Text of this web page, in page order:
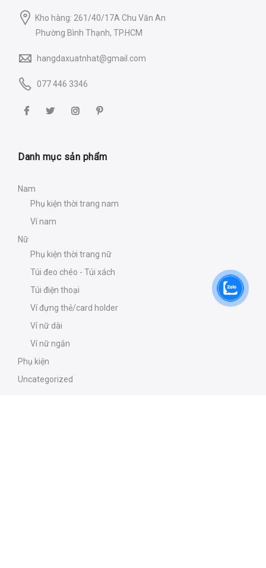
Kho hàng: 261/40/17A Chu Văn An
Phường Bình Thạnh, TP.HCM
hangdaxuatnhat@gmail.com
077 446 3346
Danh mục sản phẩm
Nam
Phụ kiện thời trang nam
Ví nam
Nữ
Phụ kiện thời trang nữ
Túi đeo chéo - Túi xách
Túi điện thoại
Ví đựng thẻ/card holder
Ví nữ dài
Ví nữ ngắn
Phụ kiện
Uncategorized